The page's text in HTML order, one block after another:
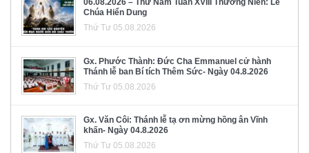
06.08.2026 – Thứ Năm Tuần XVIII Thường Niên: Lễ
Chúa Hiển Dung
Thứ Tư 05.08.2026
Gx. Phước Thành: Đức Cha Emmanuel cử hành
Thánh lễ ban Bí tích Thêm Sức- Ngày 04.8.2026
Thứ Tư 05.08.2026
Gx. Văn Côi: Thánh lễ tạ ơn mừng hồng ân Vĩnh
khấn- Ngày 04.8.2026
Thứ Tư 05.08.2026